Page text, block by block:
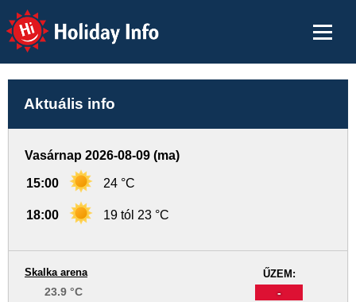
Holiday Info
Aktuális info
Vasárnap 2026-08-09 (ma)
15:00 24 °C
18:00 19 tól 23 °C
ŰZEM:
-
Skalka arena
23.9 °C